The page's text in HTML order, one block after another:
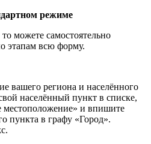
режиме
можете самостоятельно
этапам всю форму.
вашего региона и населённого
населённый пункт в списке,
местоположение» и впишите
пункта в графу «Город».